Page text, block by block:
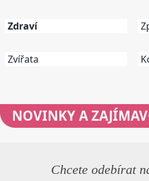
Zdraví
Zvířata
NOVINKYA
Chcete odebírat